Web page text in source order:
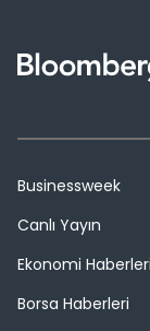
Businessweek
Canlı Yayın
Ekonomi Haberleri
Borsa Haberleri